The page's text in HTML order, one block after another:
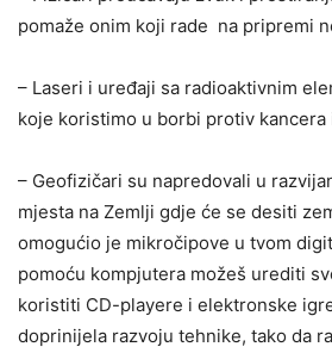
pomaže onim koji rade na pripremi
– Laseri i uređaji sa radioaktivnim
koje koristimo u borbi protiv kancera
– Geofizičari su napredovali u
mjesta na Zemlji gdje će se desiti
omogućio je mikročipove u tvom
pomoću kompjutera možeš urediti
koristiti CD-playere i elektronske
doprinijela razvoju tehnike, tako da